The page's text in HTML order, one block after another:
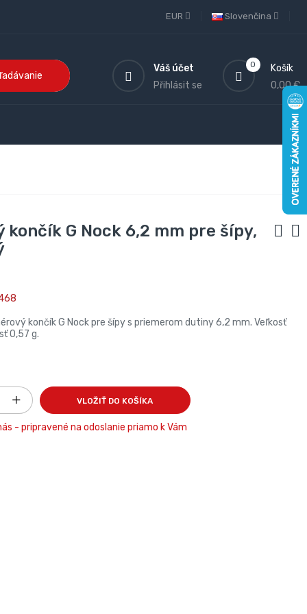
Slovenčina
EUR
0
Košík
0,00 €
Váš účet
Přihlásit se
končík G Nock 6,2 mm pre šípy,
končík G Nock pre šípy s priemerom dutiny 6,2 mm. Veľkosť
0,57 g.
VLOŽIŤ DO KOŠÍKA
- pripravené na odoslanie priamo k Vám